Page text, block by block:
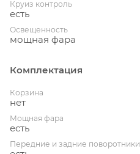
Круиз контроль
есть
Освещенность
мощная фара
Комплектация
Корзина
нет
Мощная фара
есть
Передние и задние поворотники